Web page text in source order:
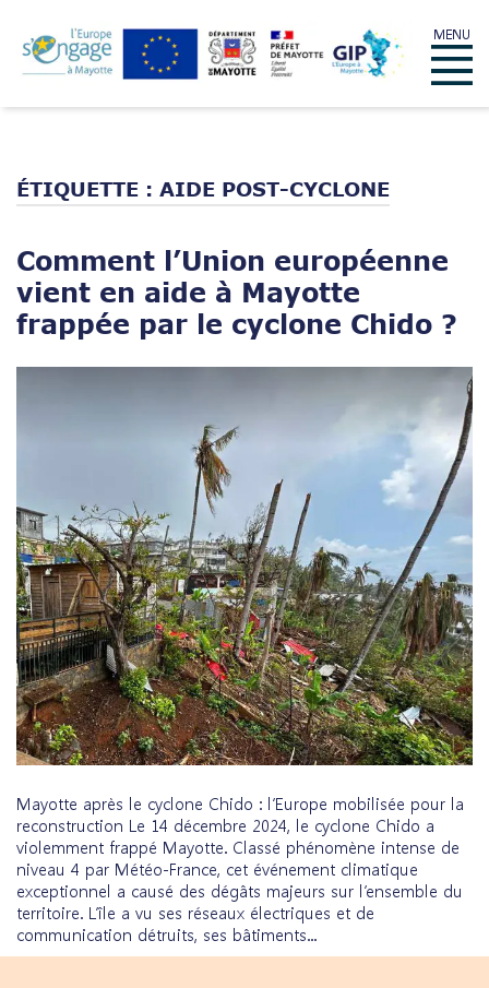
content
MENU
Menu
ÉTIQUETTE : AIDE POST-CYCLONE
Comment l’Union européenne
vient en aide à Mayotte
frappée par le cyclone Chido ?
Open post
Mayotte après le cyclone Chido : l’Europe mobilisée pour la
reconstruction Le 14 décembre 2024, le cyclone Chido a
violemment frappé Mayotte. Classé phénomène intense de
niveau 4 par Météo-France, cet événement climatique
exceptionnel a causé des dégâts majeurs sur l’ensemble du
territoire. L’île a vu ses réseaux électriques et de
communication détruits, ses bâtiments...